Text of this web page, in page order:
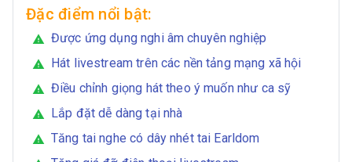
Đặc điểm nổi bật:
warning Được ứng dụng nghi âm chuyên nghiệp
warning Hát livestream trên các nền tảng mạng xã hội
warning Điều chỉnh giọng hát theo ý muốn như ca sỹ
warning Lắp đặt dễ dàng tại nhà
warning Tăng tai nghe có dây nhét tai Earldom